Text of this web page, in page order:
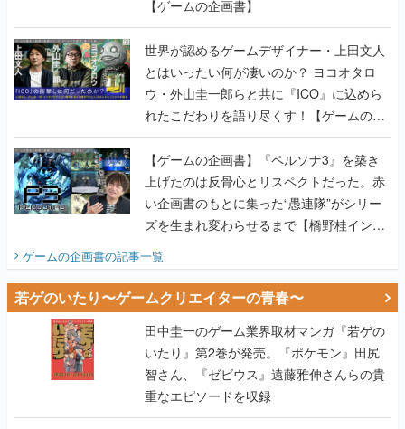
【ゲームの企画書】
世界が認めるゲームデザイナー・上田文人
とはいったい何が凄いのか？ ヨコオタロ
ウ・外山圭一郎らと共に『ICO』に込めら
れたこだわりを語り尽くす！【ゲームの企
画書】
【ゲームの企画書】『ペルソナ3』を築き
上げたのは反骨心とリスペクトだった。赤
い企画書のもとに集った“愚連隊”がシリー
ズを生まれ変わらせるまで【橋野桂インタ
ゲームの企画書の記事一覧
若ゲのいたり〜ゲームクリエイターの青春〜
田中圭一のゲーム業界取材マンガ『若ゲの
いたり』第2巻が発売。『ポケモン』田尻
智さん、『ゼビウス』遠藤雅伸さんらの貴
重なエピソードを収録